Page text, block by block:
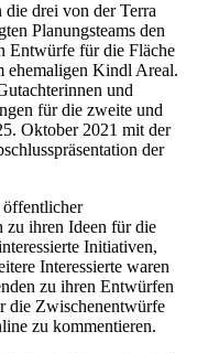
drei von der Terra
Planungsteams den
Entwürfe für die Fläche
ehemaligen Kindl Areal.
und
für die zweite und
Oktober 2021 mit der
der
öffentlicher
zu ihren Ideen für die
Initiativen,
Interessierte waren
zu ihren Entwürfen
die Zwischenentwürfe
zu kommentieren.